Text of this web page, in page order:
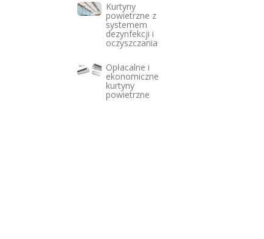
Kurtyny
powietrzne z
systemem
dezynfekcji i
oczyszczania
Opłacalne i
ekonomiczne
kurtyny
powietrzne